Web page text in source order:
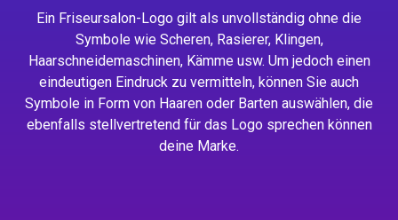
Ein Friseursalon-Logo gilt als unvollständig ohne die
Symbole wie Scheren, Rasierer, Klingen,
Haarschneidemaschinen, Kämme usw. Um jedoch einen
eindeutigen Eindruck zu vermitteln, können Sie auch
Symbole in Form von Haaren oder Barten auswählen, die
ebenfalls stellvertretend für das Logo sprechen können
deine Marke.